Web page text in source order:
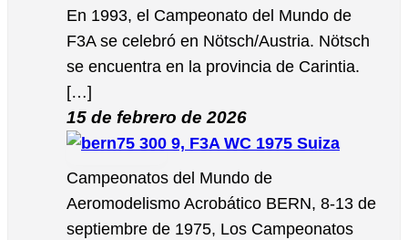
En 1993, el Campeonato del Mundo de
F3A se celebró en Nötsch/Austria. Nötsch
se encuentra en la provincia de Carintia.
[…]
15 de febrero de 2026
9, F3A WC 1975 Suiza
Campeonatos del Mundo de
Aeromodelismo Acrobático BERN, 8-13 de
septiembre de 1975, Los Campeonatos